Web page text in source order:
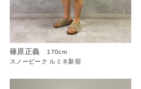
篠原正義
170cm
スノーピーク ルミネ新宿